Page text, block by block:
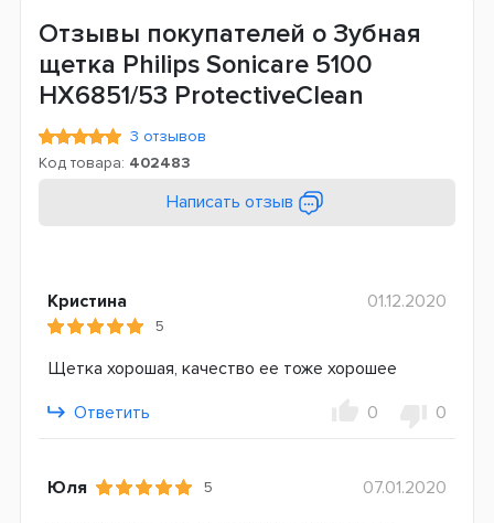
Отзывы покупателей о Зубная
щетка Philips Sonicare 5100
HX6851/53 ProtectiveClean
3 отзывов
Код товара: 402483
Написать отзыв
Кристина
5
01.12.2020
Щетка хорошая, качество ее тоже хорошее
Ответить
0 0
Юля 5
07.01.2020